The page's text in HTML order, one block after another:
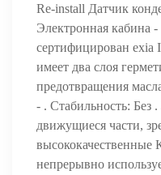
Re-install Датчик
Электронная кабина
сертифицирован exia
имеет два слоя
предотвращения
- . Стабильность: Без
движущиеся части,
высококачественные
непрерывно